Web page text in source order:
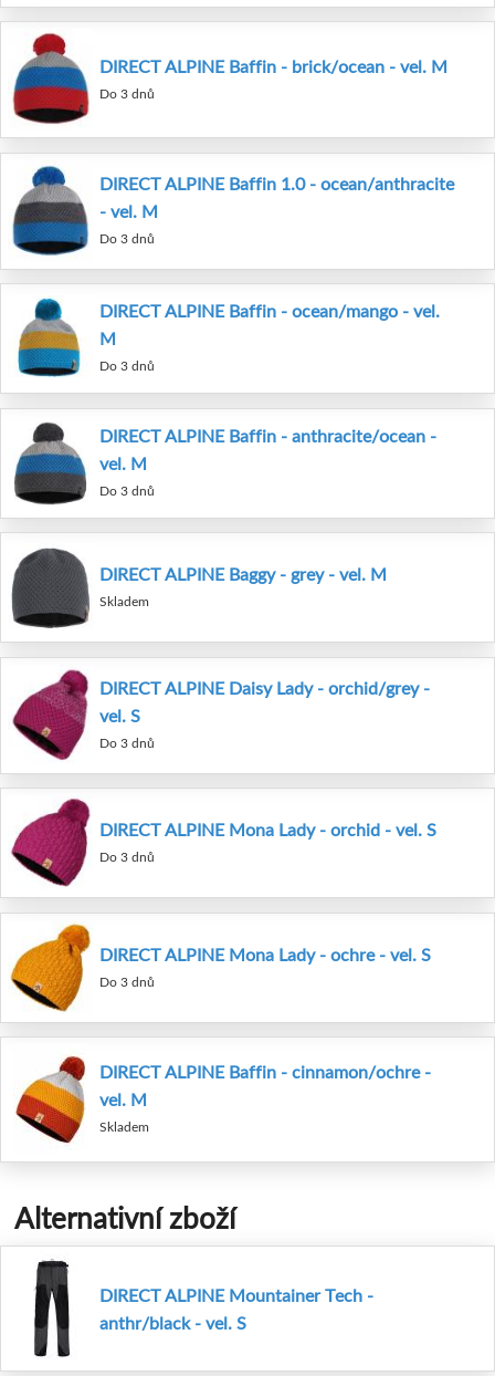
DIRECT ALPINE Baffin - brick/ocean - vel. M
Do 3 dnů
DIRECT ALPINE Baffin 1.0 - ocean/anthracite
- vel. M
Do 3 dnů
DIRECT ALPINE Baffin - ocean/mango - vel.
M
Do 3 dnů
DIRECT ALPINE Baffin - anthracite/ocean -
vel. M
Do 3 dnů
DIRECT ALPINE Baggy - grey - vel. M
Skladem
DIRECT ALPINE Daisy Lady - orchid/grey -
vel. S
Do 3 dnů
DIRECT ALPINE Mona Lady - orchid - vel. S
Do 3 dnů
DIRECT ALPINE Mona Lady - ochre - vel. S
Do 3 dnů
DIRECT ALPINE Baffin - cinnamon/ochre -
vel. M
Skladem
Alternativní zboží
DIRECT ALPINE Mountainer Tech -
anthr/black - vel. S